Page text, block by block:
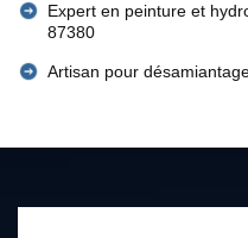
Expert en peinture et
87380
Artisan pour